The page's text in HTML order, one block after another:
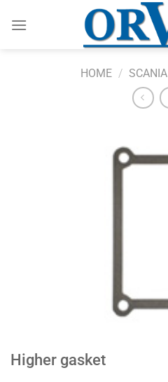
HOME / SCANIA
Higher gasket